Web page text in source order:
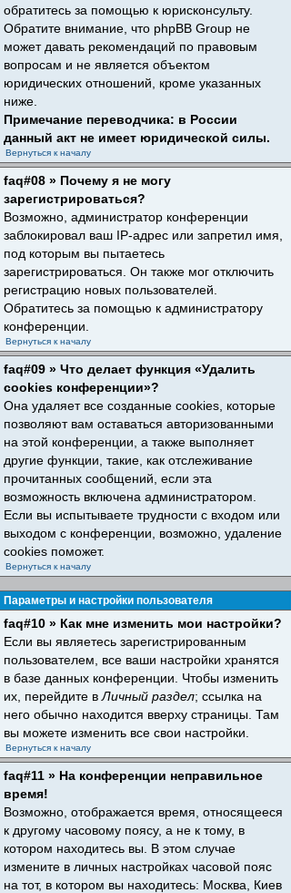
обратитесь за помощью к юрисконсульту.
Обратите внимание, что phpBB Group не
может давать рекомендаций по правовым
вопросам и не является объектом
юридических отношений, кроме указанных
ниже.
Примечание переводчика: в России
данный акт не имеет юридической силы.
Вернуться к началу
faq#08 » Почему я не могу
зарегистрироваться?
Возможно, администратор конференции
заблокировал ваш IP-адрес или запретил имя,
под которым вы пытаетесь
зарегистрироваться. Он также мог отключить
регистрацию новых пользователей.
Обратитесь за помощью к администратору
конференции.
Вернуться к началу
faq#09 » Что делает функция «Удалить
cookies конференции»?
Она удаляет все созданные cookies, которые
позволяют вам оставаться авторизованными
на этой конференции, а также выполняет
другие функции, такие, как отслеживание
прочитанных сообщений, если эта
возможность включена администратором.
Если вы испытываете трудности с входом или
выходом с конференции, возможно, удаление
cookies поможет.
Вернуться к началу
Параметры и настройки пользователя
faq#10 » Как мне изменить мои настройки?
Если вы являетесь зарегистрированным
пользователем, все ваши настройки хранятся
в базе данных конференции. Чтобы изменить
их, перейдите в Личный раздел; ссылка на
него обычно находится вверху страницы. Там
вы можете изменить все свои настройки.
Вернуться к началу
faq#11 » На конференции неправильное
время!
Возможно, отображается время, относящееся
к другому часовому поясу, а не к тому, в
котором находитесь вы. В этом случае
измените в личных настройках часовой пояс
на тот, в котором вы находитесь: Москва, Киев